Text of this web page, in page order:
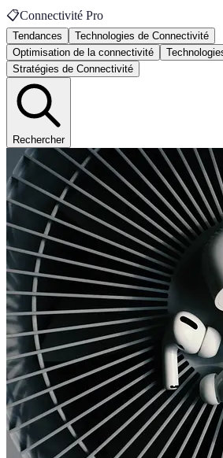
📋Connectivité Pro
Tendances
Technologies de Connectivité
Optimisation de la connectivité
Stratégies de Connectivité
Rechercher